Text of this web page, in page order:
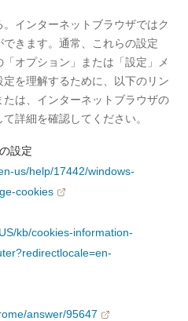
インターネットブラウザではク
きます。通常、これらの設定
オプション」または「設定」メ
を理解するために、以下のリン
は、インターネットブラウザの
詳細を確認してください。
設定
us/help/17442/windows-
cookies
kb/cookies-information-
answer/95647